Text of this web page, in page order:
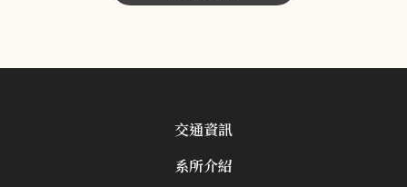
交通資訊
系所介紹